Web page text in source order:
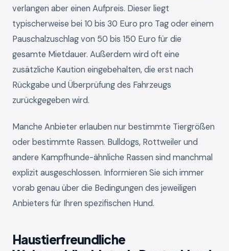
verlangen aber einen Aufpreis. Dieser liegt
typischerweise bei 10 bis 30 Euro pro Tag oder einem
Pauschalzuschlag von 50 bis 150 Euro für die
gesamte Mietdauer. Außerdem wird oft eine
zusätzliche Kaution eingebehalten, die erst nach
Rückgabe und Überprüfung des Fahrzeugs
zurückgegeben wird.
Manche Anbieter erlauben nur bestimmte Tiergrößen
oder bestimmte Rassen. Bulldogs, Rottweiler und
andere Kampfhunde-ähnliche Rassen sind manchmal
explizit ausgeschlossen. Informieren Sie sich immer
vorab genau über die Bedingungen des jeweiligen
Anbieters für Ihren spezifischen Hund.
Haustierfreundliche